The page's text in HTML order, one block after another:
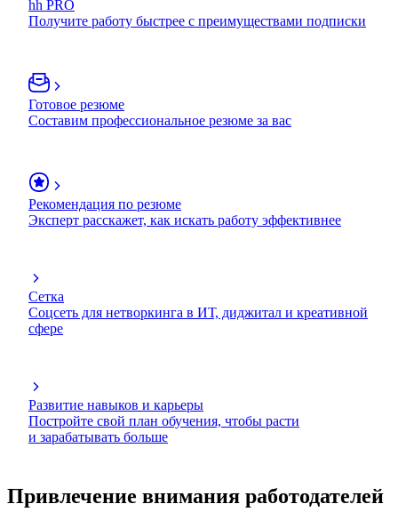
hh PRO
Получите работу быстрее с преимуществами подписки
Готовое резюме
Составим профессиональное резюме за вас
Рекомендация по резюме
Эксперт расскажет, как искать работу эффективнее
Сетка
Соцсеть для нетворкинга в ИТ, диджитал и креативной
сфере
Развитие навыков и карьеры
Постройте свой план обучения, чтобы расти
и зарабатывать больше
Привлечение внимания работодателей